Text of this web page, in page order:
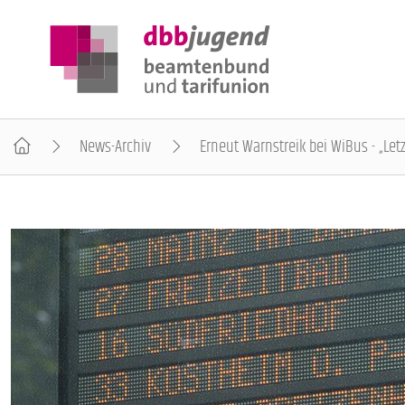
POSITIONEN
AUSBILDUNGSINFORMATIONEN
INTERNATIONALES
News-Archiv Erneut Warnstreik bei WiBus -